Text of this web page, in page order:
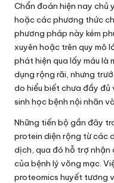
Chẩn đoán hiện nay chủ
hoặc các phương thức
phương pháp này kém
xuyên hoặc trên quy mô
phát hiện qua lấy máu là
dụng rộng rãi, nhưng
do hiểu biết chưa đầy đủ
sinh học bệnh nội nhãn
Những tiến bộ gần đây
protein diện rộng từ các
dịch, qua đó hỗ trợ nhận
của bệnh lý võng mạc.
proteomics huyết tương